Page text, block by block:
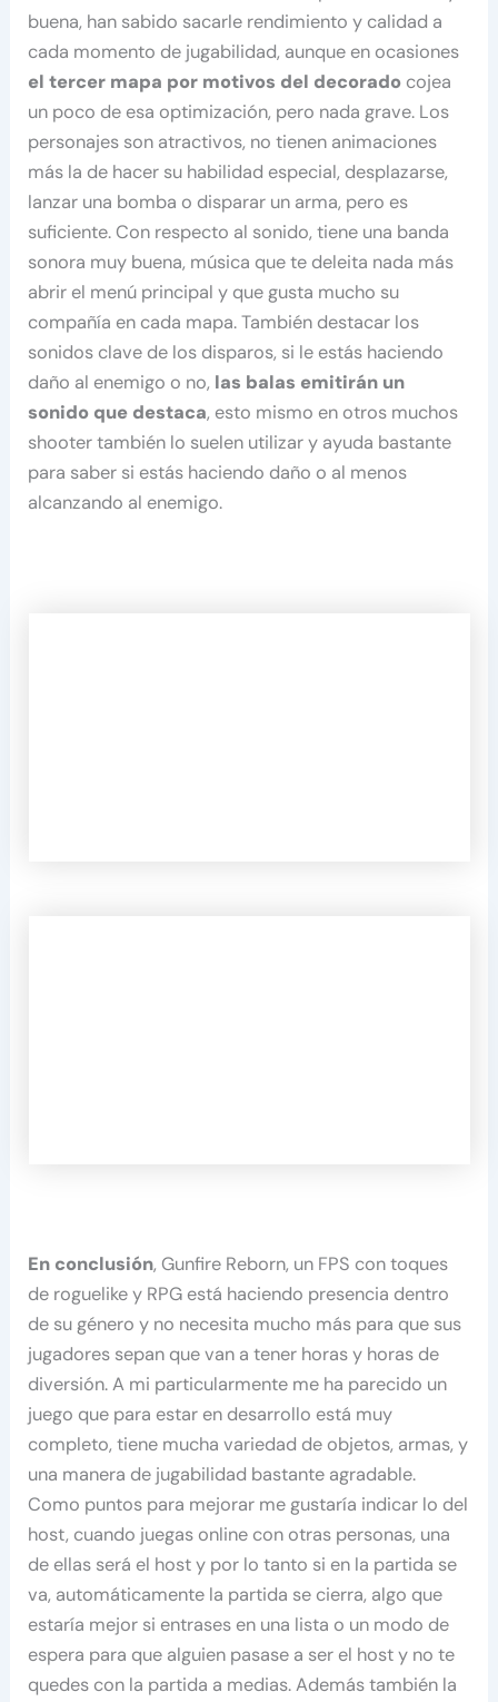
buena, han sabido sacarle rendimiento y calidad a
cada momento de jugabilidad, aunque en ocasiones
el tercer mapa por motivos del decorado cojea
un poco de esa optimización, pero nada grave. Los
personajes son atractivos, no tienen animaciones
más la de hacer su habilidad especial, desplazarse,
lanzar una bomba o disparar un arma, pero es
suficiente. Con respecto al sonido, tiene una banda
sonora muy buena, música que te deleita nada más
abrir el menú principal y que gusta mucho su
compañía en cada mapa. También destacar los
sonidos clave de los disparos, si le estás haciendo
daño al enemigo o no, las balas emitirán un
sonido que destaca, esto mismo en otros muchos
shooter también lo suelen utilizar y ayuda bastante
para saber si estás haciendo daño o al menos
alcanzando al enemigo.
En conclusión, Gunfire Reborn, un FPS con toques
de roguelike y RPG está haciendo presencia dentro
de su género y no necesita mucho más para que sus
jugadores sepan que van a tener horas y horas de
diversión. A mi particularmente me ha parecido un
juego que para estar en desarrollo está muy
completo, tiene mucha variedad de objetos, armas, y
una manera de jugabilidad bastante agradable.
Como puntos para mejorar me gustaría indicar lo del
host, cuando juegas online con otras personas, una
de ellas será el host y por lo tanto si en la partida se
va, automáticamente la partida se cierra, algo que
estaría mejor si entrases en una lista o un modo de
espera para que alguien pasase a ser el host y no te
quedes con la partida a medias. Además también la